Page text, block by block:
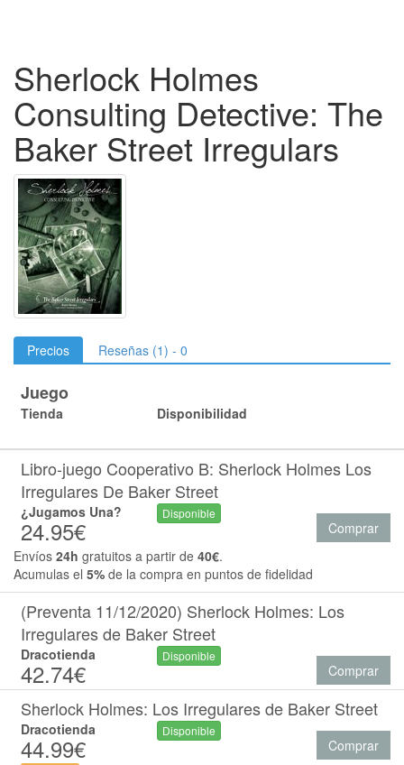
Sherlock Holmes
Consulting Detective: The
Baker Street Irregulars
Precios Reseñas (1) - 0
Juego
Tienda Disponibilidad
Libro-juego Cooperativo B: Sherlock Holmes Los
Irregulares De Baker Street
¿Jugamos Una?
24.95€
Disponible
Comprar
Envíos 24h gratuitos a partir de 40€.
Acumulas el 5% de la compra en puntos de fidelidad
(Preventa 11/12/2020) Sherlock Holmes: Los
Irregulares de Baker Street
Dracotienda
42.74€
Disponible
Comprar
Sherlock Holmes: Los Irregulares de Baker Street
Dracotienda
44.99€
Disponible
Comprar